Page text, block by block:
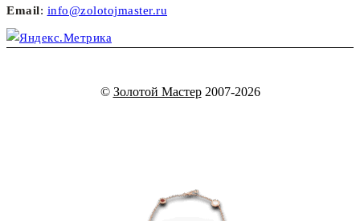
Email: info@zolotojmaster.ru
© Золотой Мастер2007-2026